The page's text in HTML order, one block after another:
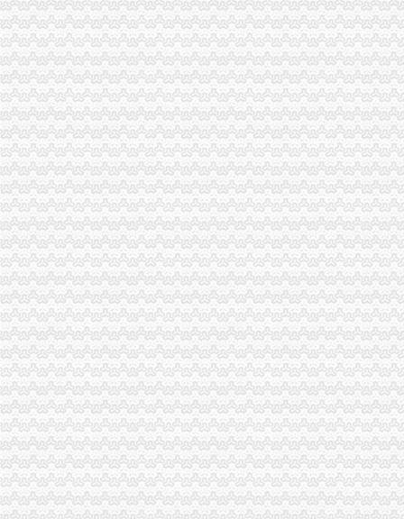
柳州立宇公司2亿元骗贷案昨一审宣判（图）-搜狐滚动
柳州浙商被抓遭遇冤案：方称骗贷2亿却2年不判_地方经济_新浪财经
广西柳州再发生迫害民企案_柳工（000528）股吧_东方财富网股吧
柳州浙商遭遇冤案www.eastmoney.com2012年11月14日_北部湾港（
【重庆市沙坪坝区人民陈家桥街道办事处2018新招聘信息】_
柳州立宇公司2亿骗贷案：原代总经理辩称是替罪羊_资讯频道_凤凰网
沙坪坝区陈家桥院电脑操作系统分采购公告_中国招标网_重庆市招
【58同城】陈家桥法语同声译_同声翻译_陈家桥法语同声译员